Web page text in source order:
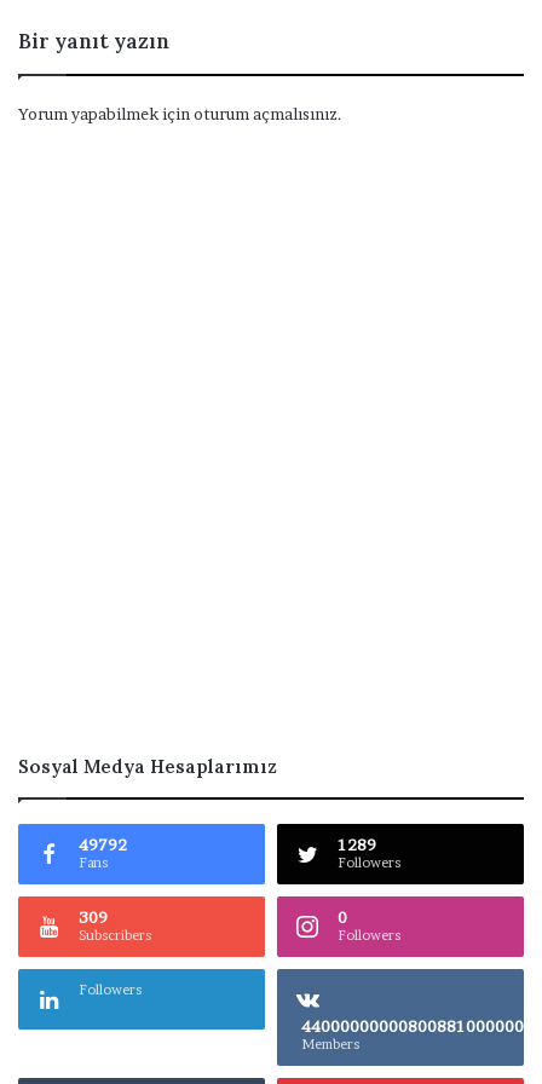
Bir yanıt yazın
Yorum yapabilmek için oturum açmalısınız.
Sosyal Medya Hesaplarımız
49792
Fans
1289
Followers
309
Subscribers
0
Followers
Followers
Members